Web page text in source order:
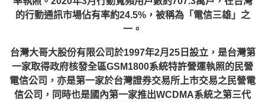
的行動通訊市場佔有率約24.5%，被稱為「電信三雄」之
一。
台灣大哥大股份有限公司於1997年2月25日設立，是台灣第
一家取得政府核發全區GSM1800系統特許營運執照的民營
電信公司，亦是第一家於台灣證券交易所上市交易之民營電
信公司，同時也是國內第一家推出WCDMA系統之第三代